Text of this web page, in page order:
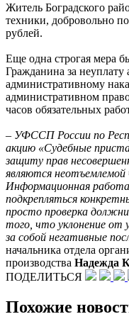
Житель Боградского
техники, добровольно
рублей.
Еще одна строгая мера
Гражданина за
административному
административном
часов обязательных
– УФССП России по
акцию «Судебные
защиту прав
являются
Информационная
подкрепляться
просто проверка
того, что уклонение от
за собой негативные
начальника отдела
производства Надежда
ПОДЕЛИТЬСЯ
Похожие